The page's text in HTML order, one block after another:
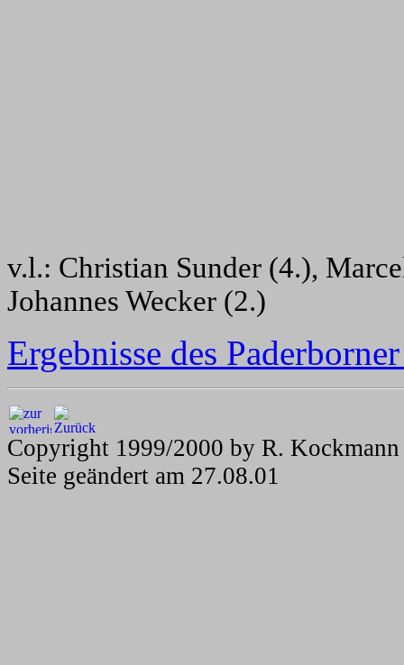
v.l.: Christian Sunder (4.),
Johannes Wecker (2.)
Ergebnisse des
Copyright 1999/2000 by R. Kockmann
Seite geändert am 27.08.01